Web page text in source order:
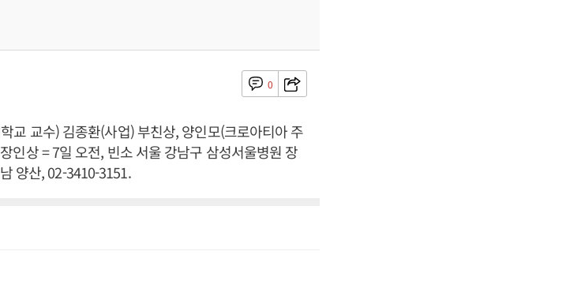
0
교 교수) 김종환(사업) 부친상, 양인모(크로아티아 주
인상 = 7일 오전, 빈소 서울 강남구 삼성서울병원 장
양산, 02-3410-3151.